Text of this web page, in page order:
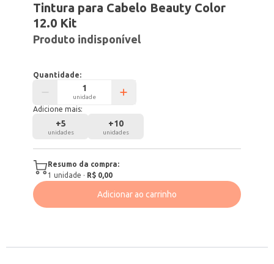
Tintura para Cabelo Beauty Color
12.0 Kit
Produto indisponível
Quantidade:
unidade
Adicione mais:
+5
unidades
+10
unidades
Resumo da compra:
1 unidade · R$ 0,00
Adicionar ao carrinho